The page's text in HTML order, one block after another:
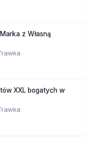
z Własną
XXL bogatych w